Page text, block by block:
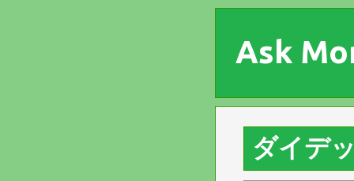
Ask
ダイデ